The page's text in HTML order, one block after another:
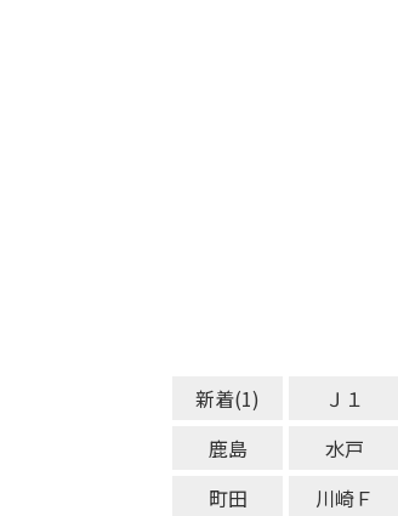
新着(1) Ｊ１
鹿島
水戸
町田
川崎Ｆ